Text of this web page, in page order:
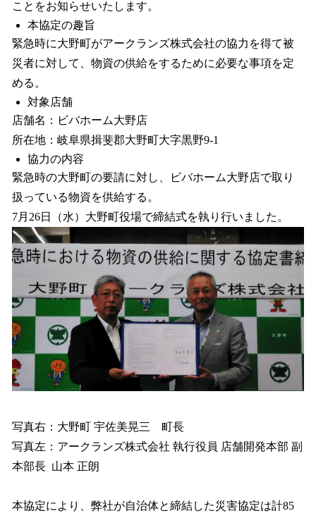
み
込
中
で
す
ことをお知らせいたします。
本協定の趣旨
緊急時に大野町がアークランズ株式会社の協力を得て被
災者に対して、物資の供給をするために必要な事項を定
める。
対象店舗
店舗名：ビバホーム大野店
所在地：岐阜県揖斐郡大野町大字黒野9-1
協力の内容
緊急時の大野町の要請に対し、ビバホーム大野店で取り
扱っている物資を供給する。
7月26日（水）大野町役場で締結式を執り行いました。
写真右：大野町 宇佐美晃三 町長
写真左：アークランズ株式会社 執行役員 店舗開発本部 副
本部長 山本 正朗
本協定により、弊社が自治体と締結した災害協定は計85